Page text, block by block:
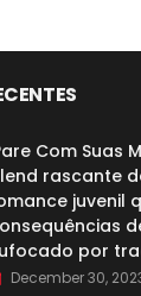
Com Suas
rascante
juvenil
por
December 30,